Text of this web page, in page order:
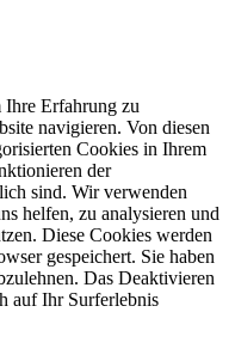
Ihre Erfahrung zu
navigieren. Von diesen
Cookies in Ihrem
der
sind. Wir verwenden
helfen, zu analysieren und
Diese Cookies werden
gespeichert. Sie haben
Das Deaktivieren
auf Ihr Surferlebnis